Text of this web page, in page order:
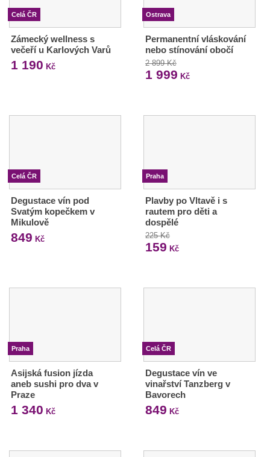
Celá ČR
Zámecký wellness s
večeří u Karlových Varů
1 190 Kč
Ostrava
Permanentní vláskování
nebo stínování obočí
2 899 Kč
1 999 Kč
Celá ČR
Degustace vín pod
Svatým kopečkem v
Mikulově
849 Kč
Praha
Plavby po Vltavě i s
rautem pro děti a
dospělé
225 Kč
159 Kč
Praha
Asijská fusion jízda
aneb sushi pro dva v
Praze
1 340 Kč
Celá ČR
Degustace vín ve
vinařství Tanzberg v
Bavorech
849 Kč